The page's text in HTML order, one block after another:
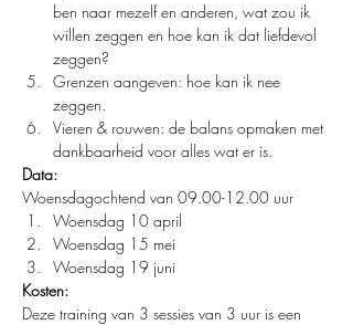
ben naar mezelf en anderen, wat zou ik
willen zeggen en hoe kan ik dat liefdevol
zeggen?
Grenzen aangeven: hoe kan ik nee
zeggen.
Vieren & rouwen: de balans opmaken met
dankbaarheid voor alles wat er is.
Data:
Woensdagochtend van 09.00-12.00 uur
Woensdag 10 april
Woensdag 15 mei
Woensdag 19 juni
Kosten:
Deze training van 3 sessies van 3 uur is een